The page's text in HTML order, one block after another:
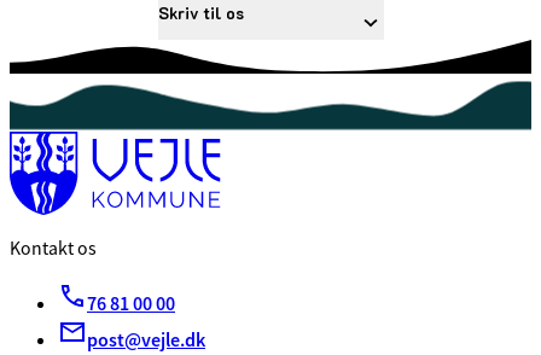
Skriv til os
Kontakt os
76 81 00 00
post@vejle.dk